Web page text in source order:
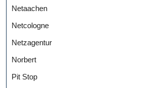
Netaachen
Netcologne
Netzagentur
Norbert
Pit Stop